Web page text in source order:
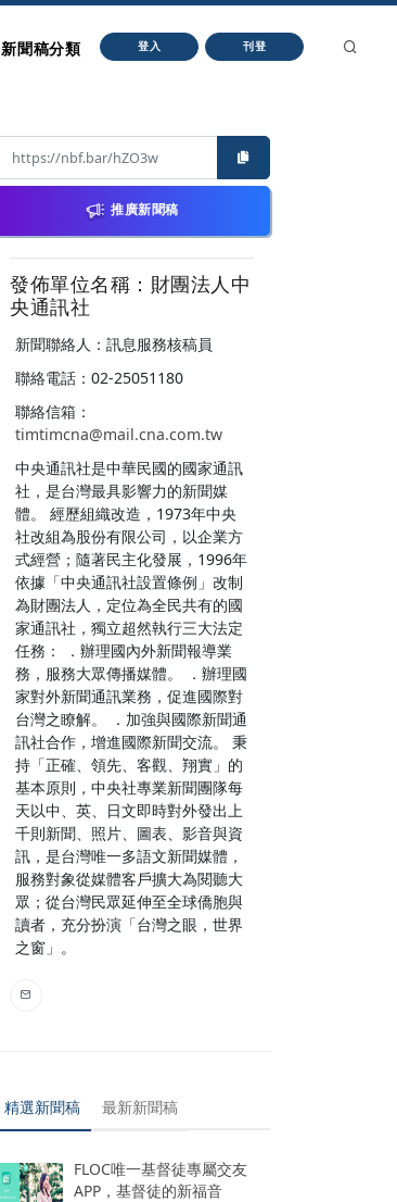
新聞稿分類 登入 刊登
推廣新聞稿
發佈單位名稱：財團法人中
央通訊社
新聞聯絡人：訊息服務核稿員
聯絡電話：02-25051180
聯絡信箱：
timtimcna@mail.cna.com.tw
中央通訊社是中華民國的國家通訊
社，是台灣最具影響力的新聞媒
體。 經歷組織改造，1973年中央
社改組為股份有限公司，以企業方
式經營；隨著民主化發展，1996年
依據「中央通訊社設置條例」改制
為財團法人，定位為全民共有的國
家通訊社，獨立超然執行三大法定
任務： ．辦理國內外新聞報導業
務，服務大眾傳播媒體。 ．辦理國
家對外新聞通訊業務，促進國際對
台灣之瞭解。 ．加強與國際新聞通
訊社合作，增進國際新聞交流。 秉
持「正確、領先、客觀、翔實」的
基本原則，中央社專業新聞團隊每
天以中、英、日文即時對外發出上
千則新聞、照片、圖表、影音與資
訊，是台灣唯一多語文新聞媒體，
服務對象從媒體客戶擴大為閱聽大
眾；從台灣民眾延伸至全球僑胞與
讀者，充分扮演「台灣之眼，世界
之窗」。
精選新聞稿 最新新聞稿
FLOC唯一基督徒專屬交友
APP，基督徒的新福音